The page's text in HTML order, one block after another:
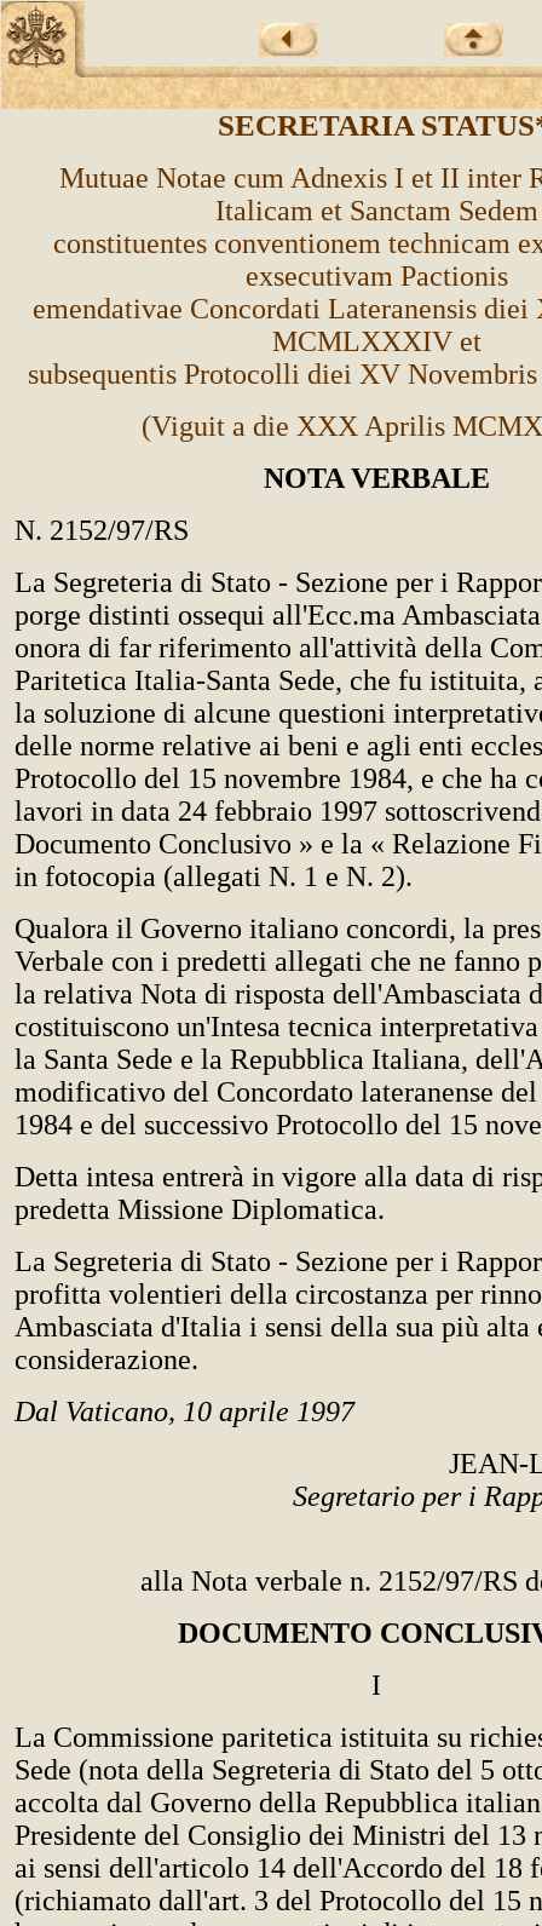
SECRETARIA STATUS
Mutuae Notae cum Adnexis I et II inter
Italicam et Sanctam Sedem
constituentes conventionem technicam
exsecutivam Pactionis
emendativae Concordati Lateranensis
MCMLXXXIV et
subsequentis Protocolli diei XV
(Viguit a die XXX Aprilis
NOTA VERBALE
N. 2152/97/RS
La Segreteria di Stato - Sezione per i
porge distinti ossequi all'Ecc.ma
onora di far riferimento all'attività della
Paritetica Italia-Santa Sede, che fu istituita,
la soluzione di alcune questioni
delle norme relative ai beni e agli enti
Protocollo del 15 novembre 1984, e che ha
lavori in data 24 febbraio 1997
Documento Conclusivo » e la « Relazione
in fotocopia (allegati N. 1 e N. 2).
Qualora il Governo italiano concordi, la
Verbale con i predetti allegati che ne fanno
la relativa Nota di risposta dell'Ambasciata
costituiscono un'Intesa tecnica
la Santa Sede e la Repubblica Italiana,
modificativo del Concordato lateranense
1984 e del successivo Protocollo del 15
Detta intesa entrerà in vigore alla data di
predetta Missione Diplomatica.
La Segreteria di Stato - Sezione per i
profitta volentieri della circostanza per
Ambasciata d'Italia i sensi della sua più alta
considerazione.
Dal Vaticano, 10 aprile 1997
JEAN-
Segretario per i
alla Nota verbale n. 2152/97/RS
DOCUMENTO
I
La Commissione paritetica istituita su
Sede (nota della Segreteria di Stato del 5
accolta dal Governo della Repubblica
Presidente del Consiglio dei Ministri del 13
ai sensi dell'articolo 14 dell'Accordo del 18
(richiamato dall'art. 3 del Protocollo del 15